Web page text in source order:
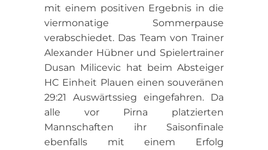
mit einem positiven Ergebnis in die
viermonatige Sommerpause
verabschiedet. Das Team von Trainer
Alexander Hübner und Spielertrainer
Dusan Milicevic hat beim Absteiger
HC Einheit Plauen einen souveränen
29:21 Auswärtssieg eingefahren. Da
alle vor Pirna platzierten
Mannschaften ihr Saisonfinale
ebenfalls mit einem Erfolg